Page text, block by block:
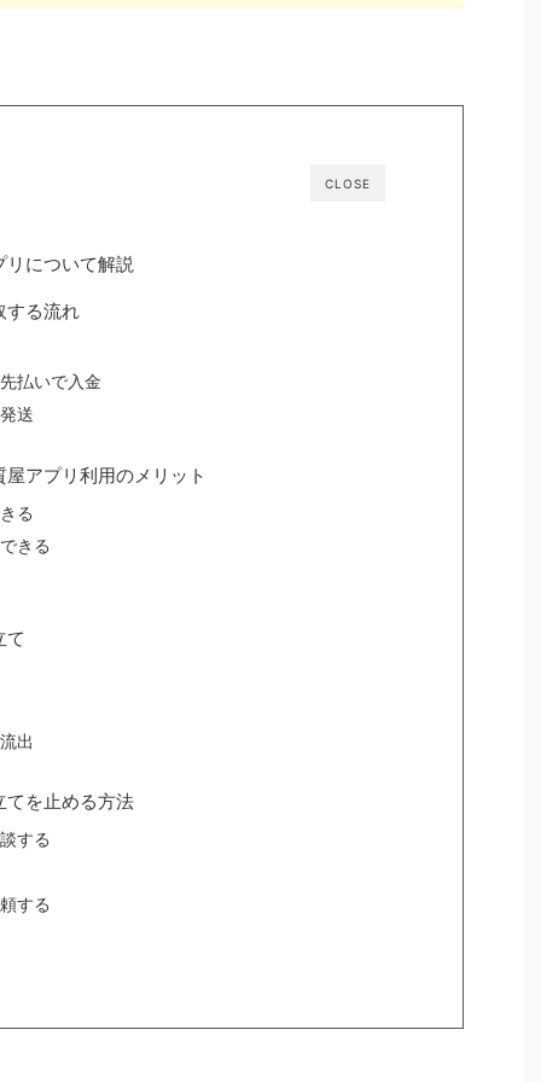
CLOSE
リについて解説
する流れ
払いで入金
送
アプリ利用のメリット
る
きる
て
出
てを止める方法
する
する